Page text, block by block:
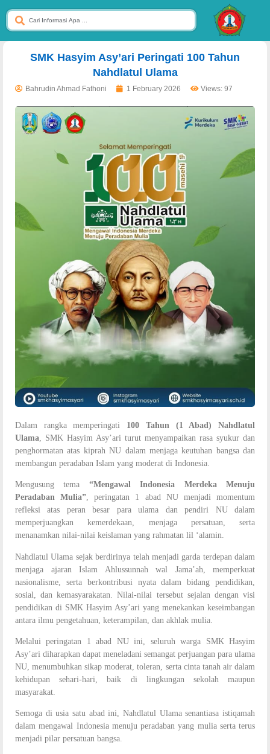
SMK Hasyim Asy’ari Peringati 100 Tahun
Nahdlatul Ulama
Bahrudin Ahmad Fathoni 1 February 2026 Views: 97
Dalam rangka memperingati 100 Tahun (1 Abad) Nahdlatul
Ulama , SMK Hasyim Asy’ari turut menyampaikan rasa syukur dan
penghormatan atas kiprah NU dalam menjaga keutuhan bangsa dan
membangun peradaban Islam yang moderat di Indonesia.
Mengusung tema “Mengawal Indonesia Merdeka Menuju
Peradaban Mulia”, peringatan 1 abad NU menjadi momentum
refleksi atas peran besar para ulama dan pendiri NU dalam
memperjuangkan kemerdekaan, menjaga persatuan, serta
menanamkan nilai-nilai keislaman yang rahmatan lil ‘alamin.
Nahdlatul Ulama sejak berdirinya telah menjadi garda terdepan dalam
menjaga ajaran Islam Ahlussunnah wal Jama’ah, memperkuat
nasionalisme, serta berkontribusi nyata dalam bidang pendidikan,
sosial, dan kemasyarakatan. Nilai-nilai tersebut sejalan dengan visi
pendidikan di SMK Hasyim Asy’ari yang menekankan keseimbangan
antara ilmu pengetahuan, keterampilan, dan akhlak mulia.
Melalui peringatan 1 abad NU ini, seluruh warga SMK Hasyim
Asy’ari diharapkan dapat meneladani semangat perjuangan para ulama
NU, menumbuhkan sikap moderat, toleran, serta cinta tanah air dalam
kehidupan sehari-hari, baik di lingkungan sekolah maupun
masyarakat.
Semoga di usia satu abad ini, Nahdlatul Ulama senantiasa istiqamah
dalam mengawal Indonesia menuju peradaban yang mulia serta terus
menjadi pilar persatuan bangsa.